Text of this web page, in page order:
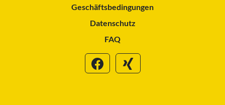
Geschäftsbedingungen
Datenschutz
FAQ